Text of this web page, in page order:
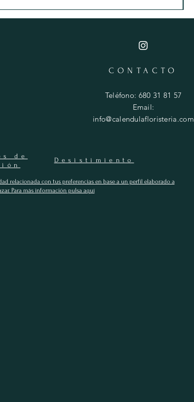
CONTACTO
Teléfono: 680 31 81 57
Email:
info@calendulafloristeria.com
de
Desistimiento
relacionada con tus preferencias en base a un perfil elaborado a
Para más información pulsa aquí